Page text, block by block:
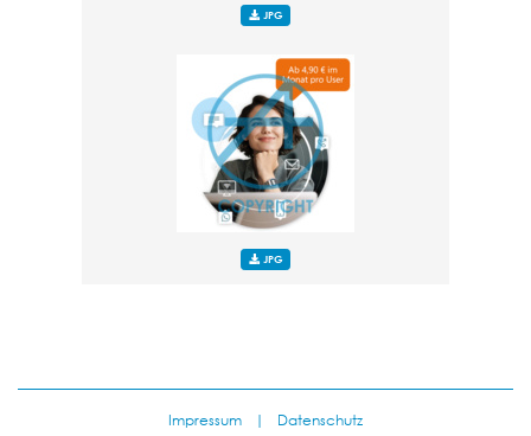
JPG
JPG
Impressum | Datenschutz